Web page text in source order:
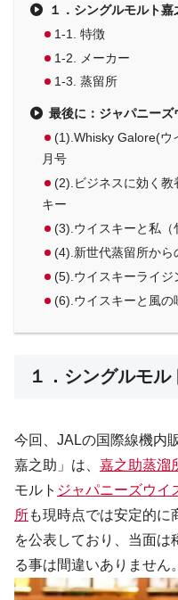
１．シングルモルト嘉
1-1. 特徴
1-2. メーカー
1-3. 蒸留所
最後に：ジャパニー
(1).Whisky Galore(ウ
月号
(2).ビジネスに効く教
キー
(3).ウイスキーと私（
(4).新世代蒸留所から
(5).ウイスキーライジ
(6).ウイスキーと風の
１．シングルモル
今回、JALの国際線機内
嘉之助」は、 嘉之助蒸溜
モルト ジャパニーズウイ
所も現時点では安定的に
を公表しており、当面は
る事は間違いありません。